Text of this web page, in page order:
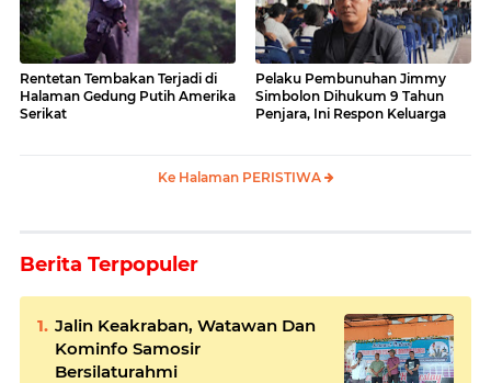
Rentetan Tembakan Terjadi di
Halaman Gedung Putih Amerika
Serikat
Pelaku Pembunuhan Jimmy
Simbolon Dihukum 9 Tahun
Penjara, Ini Respon Keluarga
Ke Halaman PERISTIWA
Berita Terpopuler
Jalin Keakraban, Watawan Dan
Kominfo Samosir
Bersilaturahmi